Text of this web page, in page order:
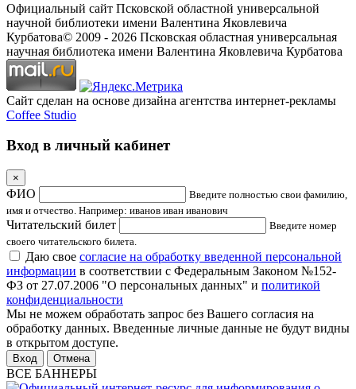
Официальный сайт Псковской областной универсальной
научной библиотеки имени Валентина Яковлевича
Курбатова© 2009 - 2026 Псковская областная универсальная
научная библиотека имени Валентина Яковлевича Курбатова
Сайт сделан на основе дизайна агентства интернет-рекламы
Coffee Studio
Вход в личный кабинет
×
ФИО
Введите полностью свои фамилию,
имя и отчество. Например: иванов иван иванович
Читательский билет
Введите номер
своего читательского билета.
Даю свое согласие на обработку введенной персональной
информации в соответствии с Федеральным Законом №152-
ФЗ от 27.07.2006 "О персональных данных" и политикой
конфиденциальности
Мы не можем обработать запрос без Вашего согласия на
обработку данных. Введенные личные данные не будут видны
в открытом доступе.
Отмена
ВСЕ БАННЕРЫ